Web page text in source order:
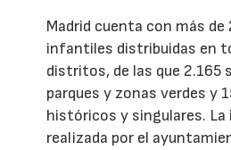
Madrid cuenta con más de
infantiles distribuidas en
distritos, de las que 2.165
parques y zonas verdes y
históricos y singulares. La
realizada por el